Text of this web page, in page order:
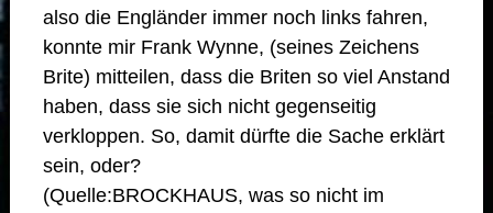
also die Engländer immer noch links fahren,
konnte mir Frank Wynne, (seines Zeichens
Brite) mitteilen, dass die Briten so viel Anstand
haben, dass sie sich nicht gegenseitig
verkloppen. So, damit dürfte die Sache erklärt
sein, oder?
(Quelle:BROCKHAUS, was so nicht im